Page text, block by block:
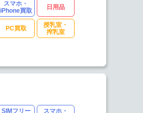
スマホ・
iPhone買取
日用品
PC買取
授乳室・
搾乳室
SIMフリー
スマホ・